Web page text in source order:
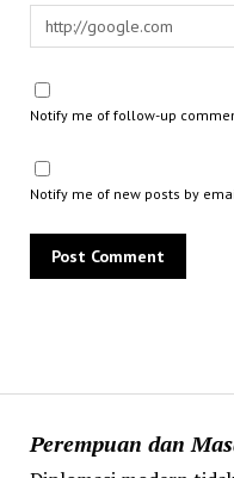
Perempuan dan
Notify me of follow-up
Notify me of new posts by